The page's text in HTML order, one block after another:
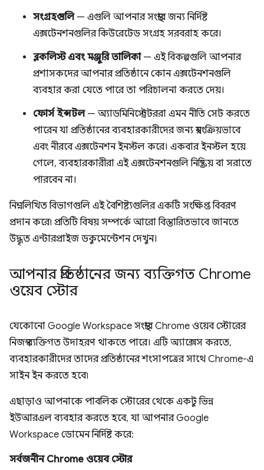
সংগ্রহগুলি— এগুলি আপনার সংস্থার জন্য নির্দিষ্ট
এক্সটেনশনগুলির কিউরেটেড সংগ্রহ সরবরাহ করে।
ব্লকলিস্ট এবং মঞ্জুরি তালিকা— এই বিকল্পগুলি আপনার
প্রশাসকদের আপনার প্রতিষ্ঠানে কোন এক্সটেনশনগুলি
ব্যবহার করা যেতে পারে তা পরিচালনা করতে দেয়।
ফোর্স ইন্সটল— অ্যাডমিনিস্ট্রেটররা এমন নীতি সেট করতে
পারেন যা প্রতিষ্ঠানের ব্যবহারকারীদের জন্য স্বয়ংক্রিয়ভাবে
এবং নীরবে এক্সটেনশন ইনস্টল করে। একবার ইনস্টল হয়ে
গেলে, ব্যবহারকারীরা এই এক্সটেনশনগুলি নিষ্ক্রিয় বা সরাতে
পারবেন না।
নিম্নলিখিত বিভাগগুলি এই বৈশিষ্ট্যগুলির একটি সংক্ষিপ্ত বিবরণ
প্রদান করে৷ প্রতিটি বিষয় সম্পর্কে আরো বিস্তারিতভাবে জানতে
উদ্ধৃত এন্টারপ্রাইজ ডকুমেন্টেশন দেখুন।
আপনার প্রতিষ্ঠানের জন্য ব্যক্তিগত Chrome
ওয়েব স্টোর
যেকোনো Google Workspace সংস্থার Chrome ওয়েব স্টোরের
নিজস্ব ব্যক্তিগত উদাহরণ থাকতে পারে। এটি অ্যাক্সেস করতে,
ব্যবহারকারীদের তাদের প্রতিষ্ঠানের শংসাপত্রের সাথে Chrome-এ
সাইন ইন করতে হবে৷
এছাড়াও আপনাকে পাবলিক স্টোরের থেকে একটু ভিন্ন
ইউআরএল ব্যবহার করতে হবে, যা আপনার Google
Workspace ডোমেন নির্দিষ্ট করে:
সর্বজনীন Chrome ওয়েব স্টোর